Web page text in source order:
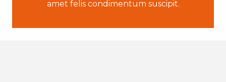
amet felis condimentum suscipit.